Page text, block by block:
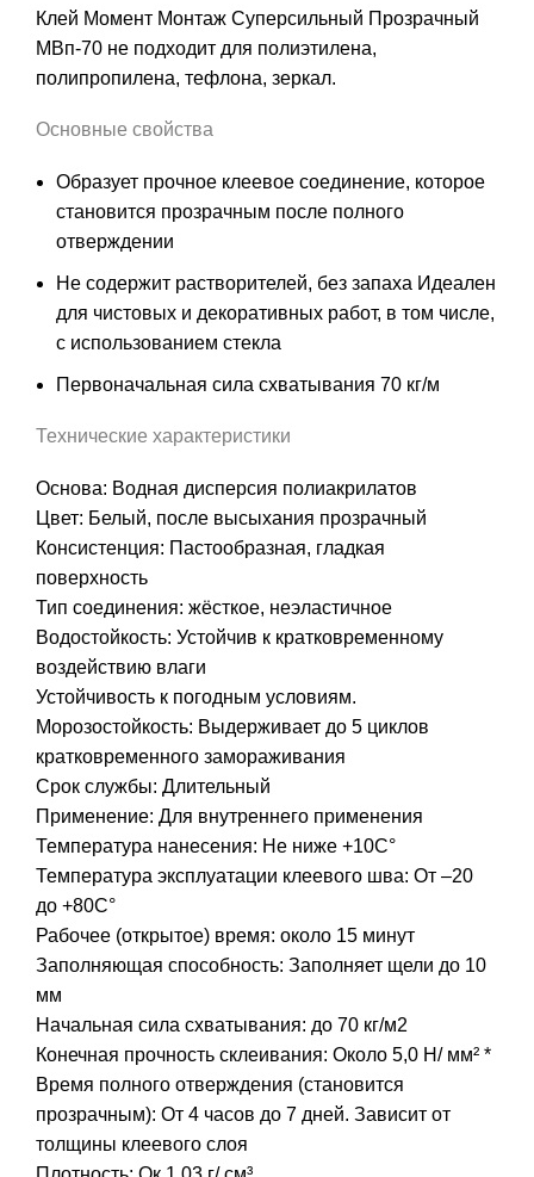
Клей Момент Монтаж Суперсильный Прозрачный
МВп-70 не подходит для полиэтилена,
полипропилена, тефлона, зеркал.
Основные свойства
Образует прочное клеевое соединение, которое
становится прозрачным после полного
отверждении
Не содержит растворителей, без запаха Идеален
для чистовых и декоративных работ, в том числе,
с использованием стекла
Первоначальная сила схватывания 70 кг/м
Технические характеристики
Основа: Водная дисперсия полиакрилатов
Цвет: Белый, после высыхания прозрачный
Консистенция: Пастообразная, гладкая
поверхность
Тип соединения: жёсткое, неэластичное
Водостойкость: Устойчив к кратковременному
воздействию влаги
Устойчивость к погодным условиям.
Морозостойкость: Выдерживает до 5 циклов
кратковременного замораживания
Срок службы: Длительный
Применение: Для внутреннего применения
Температура нанесения: Не ниже +10С°
Температура эксплуатации клеевого шва: От –20
до +80С°
Рабочее (открытое) время: около 15 минут
Заполняющая способность: Заполняет щели до 10
мм
Начальная сила схватывания: до 70 кг/м2
Конечная прочность склеивания: Около 5,0 Н/ мм² *
Время полного отверждения (становится
прозрачным): От 4 часов до 7 дней. Зависит от
толщины клеевого слоя